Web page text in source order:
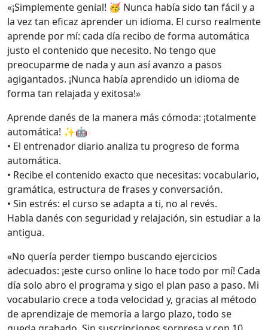
«¡Simplemente genial! 🥳 Nunca había sido tan fácil y a
la vez tan eficaz aprender un idioma. El curso realmente
aprende por mí: cada día recibo de forma automática
justo el contenido que necesito. No tengo que
preocuparme de nada y aun así avanzo a pasos
agigantados. ¡Nunca había aprendido un idioma de
forma tan relajada y exitosa!»
Aprende danés de la manera más cómoda: ¡totalmente
automática! ✨🤖
• El entrenador diario analiza tu progreso de forma
automática.
• Recibe el contenido exacto que necesitas: vocabulario,
gramática, estructura de frases y conversación.
• Sin estrés: el curso se adapta a ti, no al revés.
Habla danés con seguridad y relajación, sin estudiar a la
antigua.
«No quería perder tiempo buscando ejercicios
adecuados: ¡este curso online lo hace todo por mí! Cada
día solo abro el programa y sigo el plan paso a paso. Mi
vocabulario crece a toda velocidad y, gracias al método
de aprendizaje de memoria a largo plazo, todo se